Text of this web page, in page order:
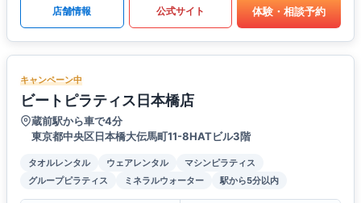
店舗情報 公式サイト 体験・相談予約
キャンペーン中
ビートピラティス日本橋店
蔵前駅から車で4分
東京都中央区日本橋大伝馬町11-8HATビル3階
タオルレンタル ウェアレンタル
マシンピラティス
グループピラティス
ミネラルウォーター 駅から5分以内